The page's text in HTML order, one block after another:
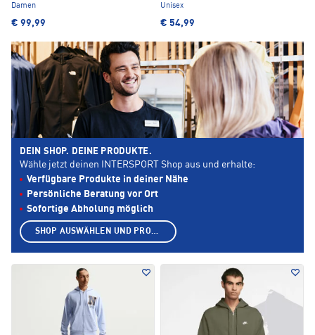
Damen
€ 99,99
Unisex
€ 54,99
DEIN SHOP. DEINE PRODUKTE.
Wähle jetzt deinen INTERSPORT Shop aus und erhalte:
Verfügbare Produkte in deiner Nähe
Persönliche Beratung vor Ort
Sofortige Abholung möglich
SHOP AUSWÄHLEN UND PRODUKTE ANZEIGEN